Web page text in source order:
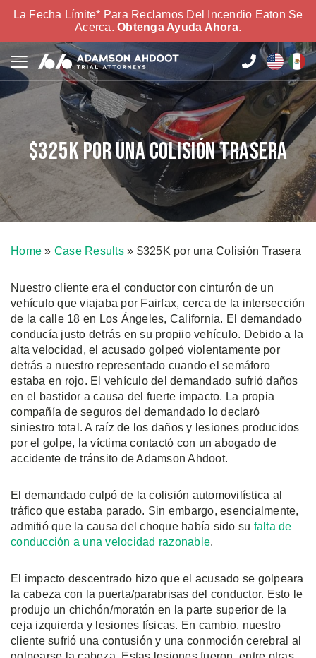
La Fecha Límite* Para Reclamos Del Incendio Eaton Se
Acerca. Obtenga Ayuda Ahora.
$325K por una Colisión Trasera
Home » Case Results» $325K por una Colisión Trasera
Nuestro cliente era el conductor con cinturón de un
vehículo que viajaba por Fairfax, cerca de la intersección
de la calle 18 en Los Ángeles, California. El demandado
conducía justo detrás en su propiio vehículo. Debido a la
alta velocidad, el acusado golpeó violentamente por
detrás a nuestro representado cuando el semáforo
estaba en rojo. El vehículo del demandado sufrió daños
en el bastidor a causa del fuerte impacto. La propia
compañía de seguros del demandado lo declaró
siniestro total. A raíz de los daños y lesiones producidos
por el golpe, la víctima contactó con un abogado de
accidente de tránsito de Adamson Ahdoot.
El demandado culpó de la colisión automovilística al
tráfico que estaba parado. Sin embargo, esencialmente,
admitió que la causa del choque había sido su falta de
conducción a una velocidad razonable.
El impacto descentrado hizo que el acusado se golpeara
la cabeza con la puerta/parabrisas del conductor. Esto le
produjo un chichón/moratón en la parte superior de la
ceja izquierda y lesiones físicas. En cambio, nuestro
cliente sufrió una contusión y una conmoción cerebral al